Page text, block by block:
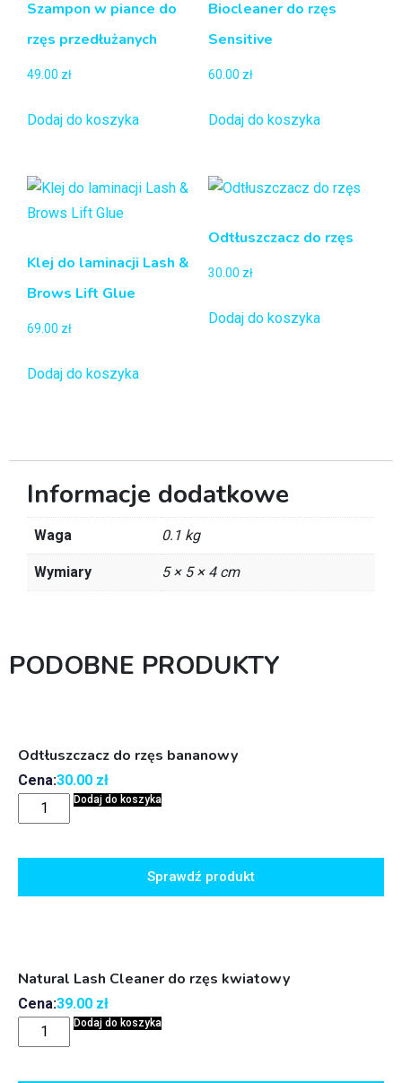
Szampon w piance do
rzęs przedłużanych
49.00 zł
Dodaj do koszyka
Biocleaner do rzęs
Sensitive
60.00 zł
Dodaj do koszyka
Klej do laminacji Lash &
Brows Lift Glue
69.00 zł
Dodaj do koszyka
Odtłuszczacz do rzęs
30.00 zł
Dodaj do koszyka
Informacje dodatkowe
Waga 0.1 kg
Wymiary 5 × 5 × 4 cm
PODOBNE PRODUKTY
Odtłuszczacz do rzęs bananowy
Cena:30.00 zł
Dodaj do koszyka
Sprawdź produkt
Natural Lash Cleaner do rzęs kwiatowy
Cena:39.00 zł
Dodaj do koszyka